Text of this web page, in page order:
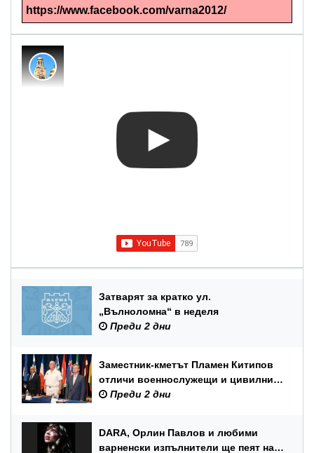
https://www.facebook.com/varna2012/
Затварят за кратко ул.
„Вълноломна“ в неделя
Преди 2 дни
Заместник-кметът Пламен Китипов
отличи военнослужещи и цивилни
служители по повод Празника на
Преди 2 дни
DARA, Орлин Павлов и любими
варненски изпълнители ще пеят на